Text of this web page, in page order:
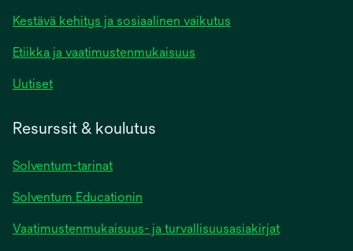
Kestävä kehitys ja sosiaalinen vaikutus
Etiikka ja vaatimustenmukaisuus
Uutiset
Resurssit & koulutus
Solventum-tarinat
Solventum Educationin
Vaatimustenmukaisuus- ja turvallisuusasiakirjat